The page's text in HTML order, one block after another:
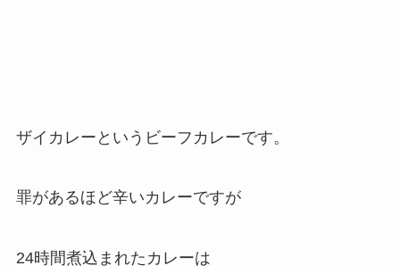
ザイカレーというビーフカレーです。
罪があるほど辛いカレーですが
24時間煮込まれたカレーは